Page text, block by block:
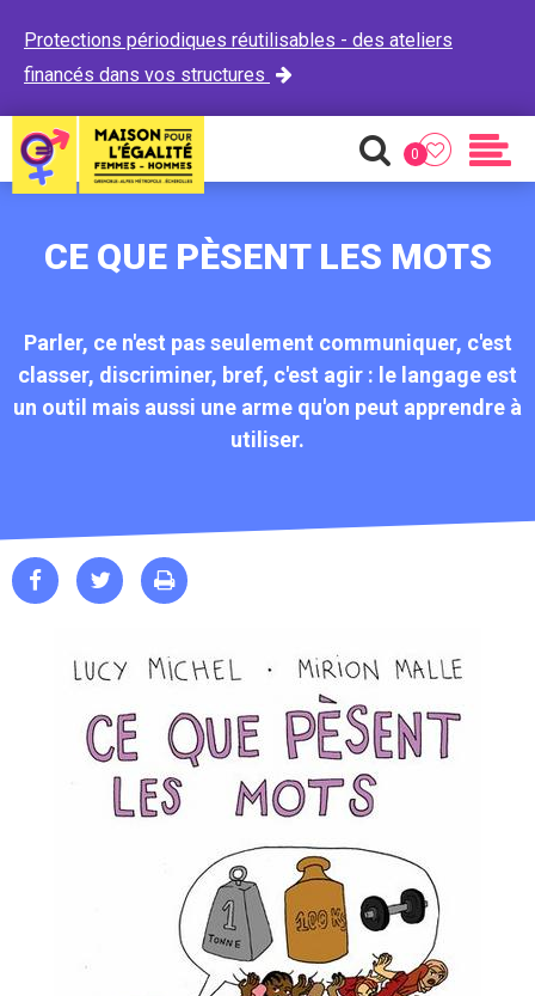
Protections périodiques réutilisables - des ateliers
financés dans vos structures

Recherche
0
Favoris
CE QUE PÈSENT LES MOTS
Parler, ce n'est pas seulement communiquer, c'est
classer, discriminer, bref, c'est agir : le langage est
un outil mais aussi une arme qu'on peut apprendre à
utiliser.
  